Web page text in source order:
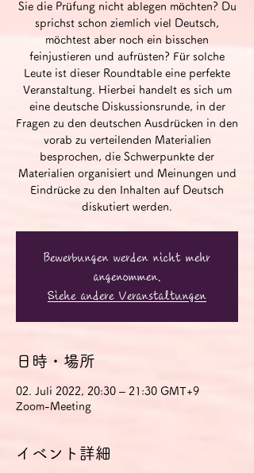
Sie die Prüfung nicht ablegen möchten? Du
sprichst schon ziemlich viel Deutsch,
möchtest aber noch ein bisschen
feinjustieren und aufrüsten? Für solche
Leute ist dieser Roundtable eine perfekte
Veranstaltung. Hierbei handelt es sich um
eine deutsche Diskussionsrunde, in der
Fragen zu den deutschen Ausdrücken in den
vorab zu verteilenden Materialien
besprochen, die Schwerpunkte der
Materialien organisiert und Meinungen und
Eindrücke zu den Inhalten auf Deutsch
diskutiert werden.
Bewerbungen werden nicht mehr
angenommen.
Siehe andere Veranstaltungen
日時・場所
02. Juli 2022, 20:30 – 21:30 GMT+9
Zoom-Meeting
イベント詳細